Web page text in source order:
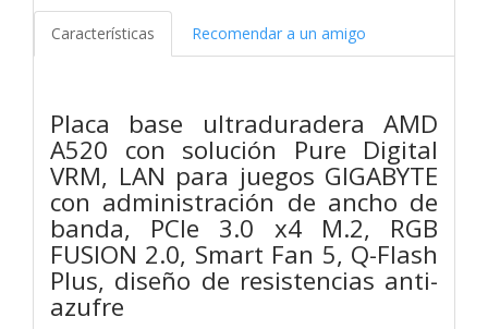
Características Recomendar a un amigo
Placa base ultraduradera AMD
A520 con solución Pure Digital
VRM, LAN para juegos GIGABYTE
con administración de ancho de
banda, PCIe 3.0 x4 M.2, RGB
FUSION 2.0, Smart Fan 5, Q-Flash
Plus, diseño de resistencias anti-
azufre